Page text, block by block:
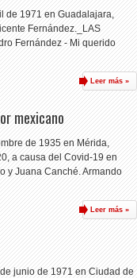
de 1971 en Guadalajara,
Fernández._LAS
Fernández - Mi querido
Leer más »
mexicano
de 1935 en Mérida,
a causa del Covid-19 en
y Juana Canché. Armando
Leer más »
junio de 1971 en Ciudad de